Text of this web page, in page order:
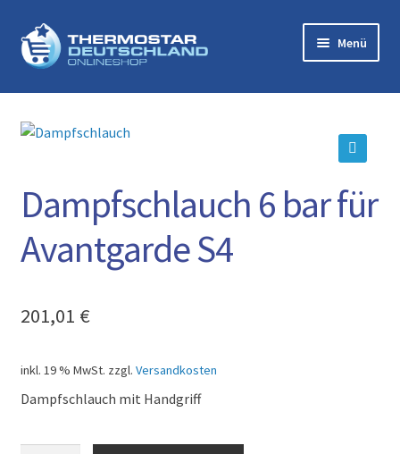
Zur
Navigation
Zum
Inhalt
Menü
Startseite
Zubehör
Mikro-Trockendampf-Systeme
Warenkorb
Kontakt
Impressum
Dampfschlauch 6 bar für
Avantgarde S4
201,01 €
inkl. 19 % MwSt. zzgl. Versandkosten
Dampfschlauch mit Handgriff